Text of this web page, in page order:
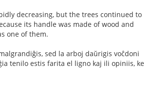
decreasing, but the trees continued to
its handle was made of wood and
one of them.
sed la arboj daŭrigis voĉdoni
tenilo estis farita el ligno kaj ili opiniis, ke